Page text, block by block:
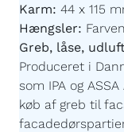
Karm: 44 x 115
Hængsler:
Greb, låse,
Produceret i
som IPA og
køb af greb til